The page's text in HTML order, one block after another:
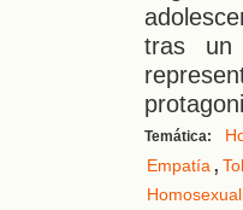
tras un
Temática:
Empatía,